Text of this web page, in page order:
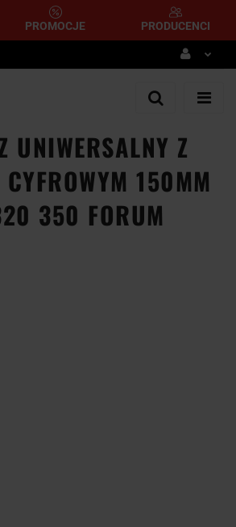
PROMOCJE PRODUCENCI
Zaloguj się
Dodaj zgłoszenie
UNIWERSALNY Z
CYFROWYM 150MM
350 FORUM